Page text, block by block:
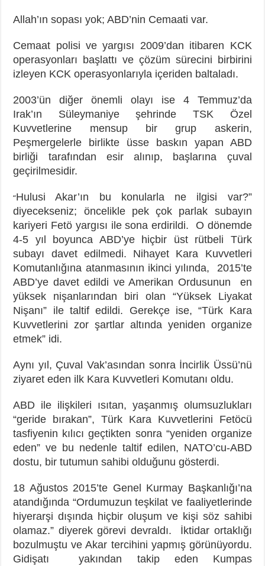
Allah’ın sopası yok; ABD’nin Cemaati var.
Cemaat polisi ve yargısı 2009’dan itibaren KCK
operasyonları başlattı ve çözüm sürecini birbirini
izleyen KCK operasyonlarıyla içeriden baltaladı.
2003’ün diğer önemli olayı ise 4 Temmuz’da
Irak’ın Süleymaniye şehrinde TSK Özel
Kuvvetlerine mensup bir grup askerin,
Peşmergelerle birlikte üsse baskın yapan ABD
birliği tarafından esir alınıp, başlarına çuval
geçirilmesidir.
“Hulusi Akar’ın bu konularla ne ilgisi var?”
diyecekseniz; öncelikle pek çok parlak subayın
kariyeri Fetö yargısı ile sona erdirildi. O dönemde
4-5 yıl boyunca ABD’ye hiçbir üst rütbeli Türk
subayı davet edilmedi. Nihayet Kara Kuvvetleri
Komutanlığına atanmasının ikinci yılında, 2015’te
ABD’ye davet edildi ve Amerikan Ordusunun en
yüksek nişanlarından biri olan “Yüksek Liyakat
Nişanı” ile taltif edildi. Gerekçe ise, “Türk Kara
Kuvvetlerini zor şartlar altında yeniden organize
etmek” idi.
Aynı yıl, Çuval Vak’asından sonra İncirlik Üssü’nü
ziyaret eden ilk Kara Kuvvetleri Komutanı oldu.
ABD ile ilişkileri ısıtan, yaşanmış olumsuzlukları
“geride bırakan”, Türk Kara Kuvvetlerini Fetöcü
tasfiyenin kılıcı geçtikten sonra “yeniden organize
eden” ve bu nedenle taltif edilen, NATO’cu-ABD
dostu, bir tutumun sahibi olduğunu gösterdi.
18 Ağustos 2015’te Genel Kurmay Başkanlığı’na
atandığında “Ordumuzun teşkilat ve faaliyetlerinde
hiyerarşi dışında hiçbir oluşum ve kişi söz sahibi
olamaz.” diyerek görevi devraldı. İktidar ortaklığı
bozulmuştu ve Akar tercihini yapmış görünüyordu.
Gidişatı yakından takip eden Kumpas